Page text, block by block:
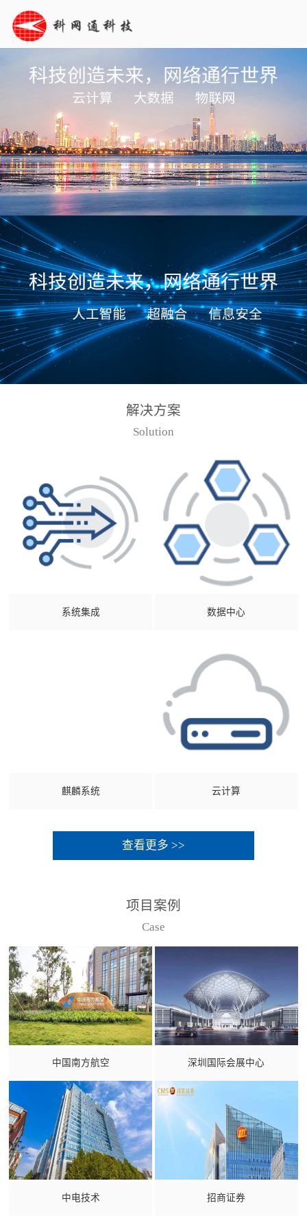
解决方案
Solution
系统集成 数据中心
麒麟系统 云计算
查看更多 >>
项目案例
Case
中国南方航空 深圳国际会展中心
中电技术 招商证券